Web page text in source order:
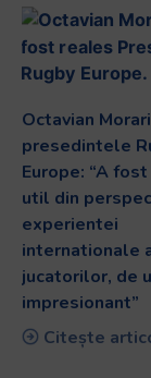
Octavian
presedintele
Europe: “A
util din
experientei
internationale
jucatorilor, de
impresionant”
Citește